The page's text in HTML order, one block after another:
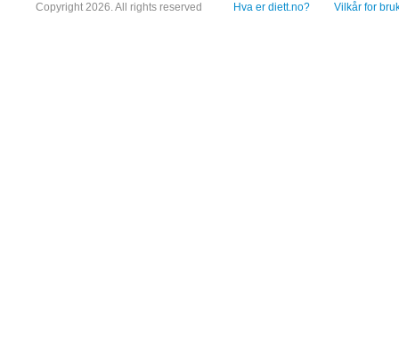
Copyright 2026. All rights reserved Hva er diett.no? Vilkår for